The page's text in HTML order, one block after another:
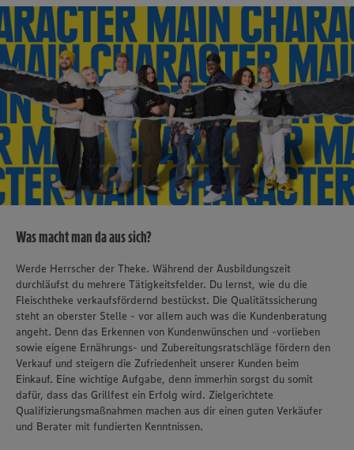
Was macht man da aus sich?
Werde Herrscher der Theke. Während der Ausbildungszeit
durchläufst du mehrere Tätigkeitsfelder. Du lernst, wie du die
Fleischtheke verkaufsfördernd bestückst. Die Qualitätssicherung
steht an oberster Stelle - vor allem auch was die Kundenberatung
angeht. Denn das Erkennen von Kundenwünschen und -vorlieben
sowie eigene Ernährungs- und Zubereitungsratschläge fördern den
Verkauf und steigern die Zufriedenheit unserer Kunden beim
Einkauf. Eine wichtige Aufgabe, denn immerhin sorgst du somit
dafür, dass das Grillfest ein Erfolg wird. Zielgerichtete
Qualifizierungsmaßnahmen machen aus dir einen guten Verkäufer
und Berater mit fundierten Kenntnissen.